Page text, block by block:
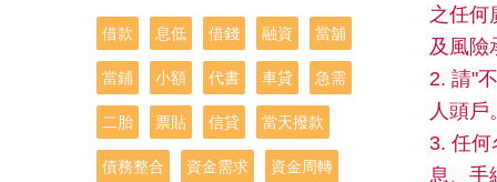
之任何
及風險
2. 請"
人頭戶
3. 任何
息、手
借款 息低 借錢 融資 當舖
當鋪 小額 代書 車貸 急需
二胎 票貼 信貸 當天撥款
債務整合 資金需求 資金周轉